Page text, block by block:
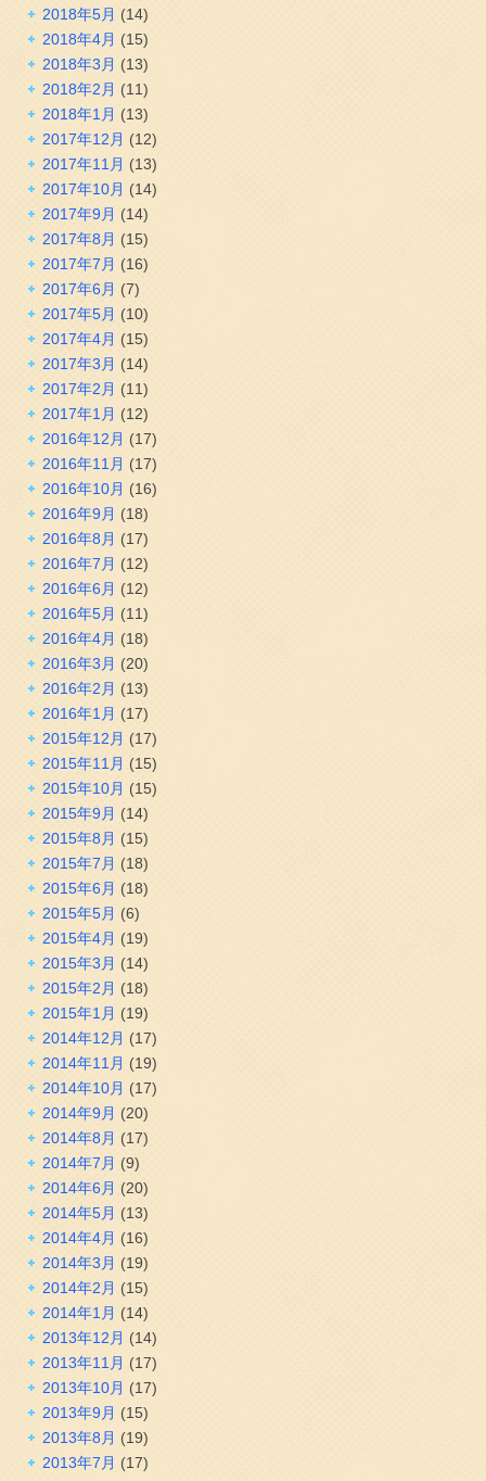
2018年5月 (14)
2018年4月 (15)
2018年3月 (13)
2018年2月 (11)
2018年1月 (13)
2017年12月 (12)
2017年11月 (13)
2017年10月 (14)
2017年9月 (14)
2017年8月 (15)
2017年7月 (16)
2017年6月 (7)
2017年5月 (10)
2017年4月 (15)
2017年3月 (14)
2017年2月 (11)
2017年1月 (12)
2016年12月 (17)
2016年11月 (17)
2016年10月 (16)
2016年9月 (18)
2016年8月 (17)
2016年7月 (12)
2016年6月 (12)
2016年5月 (11)
2016年4月 (18)
2016年3月 (20)
2016年2月 (13)
2016年1月 (17)
2015年12月 (17)
2015年11月 (15)
2015年10月 (15)
2015年9月 (14)
2015年8月 (15)
2015年7月 (18)
2015年6月 (18)
2015年5月 (6)
2015年4月 (19)
2015年3月 (14)
2015年2月 (18)
2015年1月 (19)
2014年12月 (17)
2014年11月 (19)
2014年10月 (17)
2014年9月 (20)
2014年8月 (17)
2014年7月 (9)
2014年6月 (20)
2014年5月 (13)
2014年4月 (16)
2014年3月 (19)
2014年2月 (15)
2014年1月 (14)
2013年12月 (14)
2013年11月 (17)
2013年10月 (17)
2013年9月 (15)
2013年8月 (19)
2013年7月 (17)